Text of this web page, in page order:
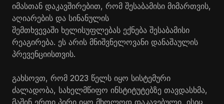
იმასთან დაკავშირებით, რომ შესაბამისი მიმართვის,
აღიარების და სინანულის
შემთხვევაში ხელისუფლებას ექნება შესაბამისი
რეაგირება. ეს არის მნიშვნელოვანი დანაშაულის
პრევენციისთვის.
გახსოვთ, რომ 2023 წელს იყო სისტემური
ძალადობა, სახელმწიფო ინსტიტუტებზე თავდასხმა,
მაშინ ერთი პირი იყო მხოლოდ დაკავებული, ისიც